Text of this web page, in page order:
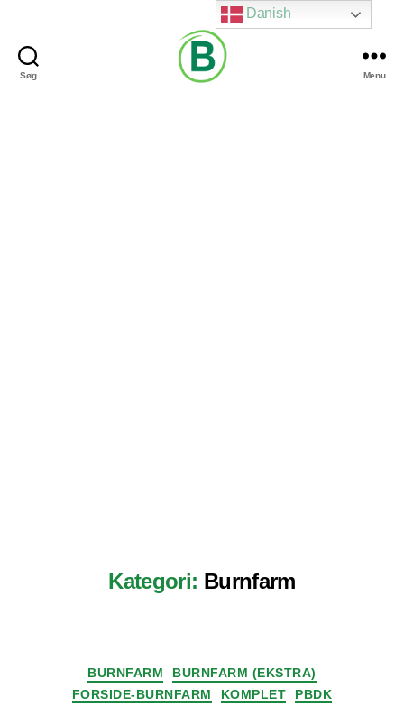
Søg Menu
Kategori: Burnfarm
Kategorier
BURNFARM
BURNFARM (EKSTRA)
FORSIDE-BURNFARM
KOMPLET PBDK
Danish